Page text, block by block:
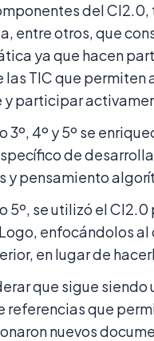
del
entre otros, que
ya que hacen
las TIC que
y participar
3º, 4º y 5º se
de
y pensamiento
5º, se utilizó el
enfocándolos
en lugar de
que sigue
referencias que
nuevos